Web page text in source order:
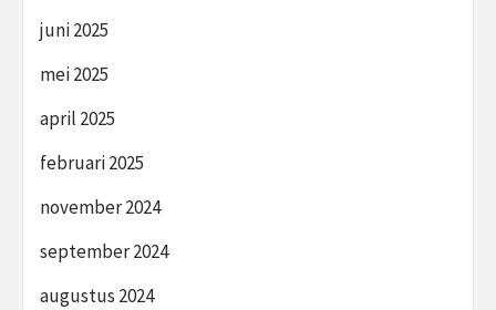
juni 2025
mei 2025
april 2025
februari 2025
november 2024
september 2024
augustus 2024